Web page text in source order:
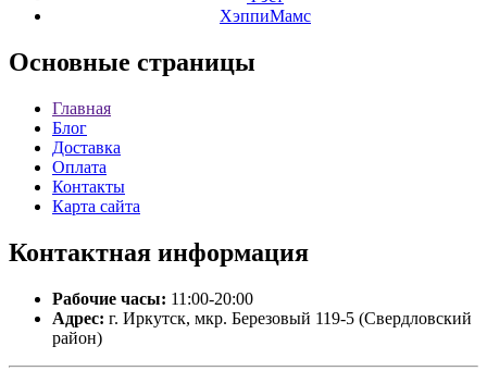
ХэппиМамс
Основные страницы
Главная
Блог
Доставка
Оплата
Контакты
Карта сайта
Контактная информация
Рабочие часы: 11:00-20:00
Адрес: г. Иркутск, мкр. Березовый 119-5 (Свердловский
район)